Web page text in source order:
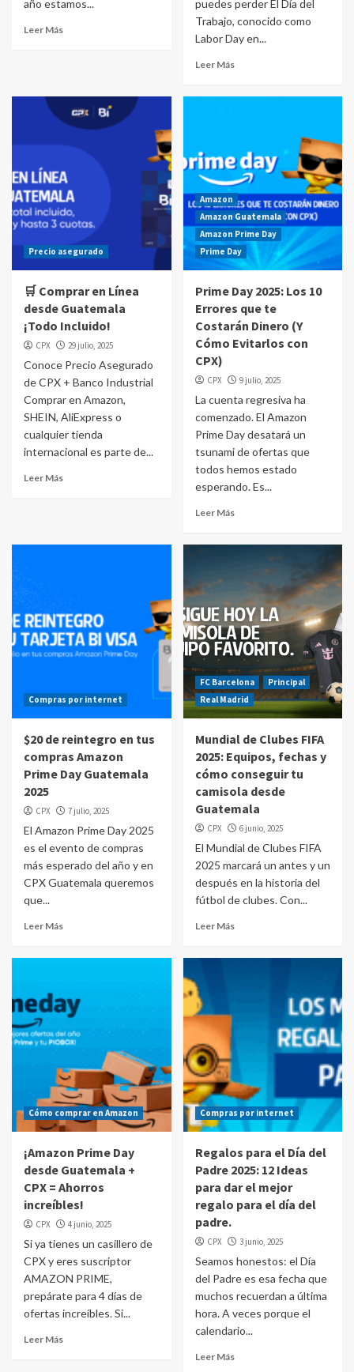
año estamos...
Leer Más
puedes perder El Día del
Trabajo, conocido como
Labor Day en...
Leer Más
Precio asegurado
🛒 Comprar en Línea
desde Guatemala
¡Todo Incluido!
CPX 29 julio, 2025
Conoce Precio Asegurado
de CPX + Banco Industrial
Comprar en Amazon,
SHEIN, AliExpress o
cualquier tienda
internacional es parte de...
Leer Más
Amazon
Amazon Guatemala
Amazon Prime Day
Prime Day
Prime Day 2025: Los 10
Errores que te
Costarán Dinero (Y
Cómo Evitarlos con
CPX)
CPX 9 julio, 2025
La cuenta regresiva ha
comenzado. El Amazon
Prime Day desatará un
tsunami de ofertas que
todos hemos estado
esperando. Es...
Leer Más
Compras por internet
$20 de reintegro en tus
compras Amazon
Prime Day Guatemala
2025
CPX 7 julio, 2025
El Amazon Prime Day 2025
es el evento de compras
más esperado del año y en
CPX Guatemala queremos
que...
Leer Más
FC Barcelona
Principal
Real Madrid
Mundial de Clubes FIFA
2025: Equipos, fechas y
cómo conseguir tu
camisola desde
Guatemala
CPX 6 junio, 2025
El Mundial de Clubes FIFA
2025 marcará un antes y un
después en la historia del
fútbol de clubes. Con...
Leer Más
Cómo comprar en Amazon
¡Amazon Prime Day
desde Guatemala +
CPX = Ahorros
increíbles!
CPX 4 junio, 2025
Si ya tienes un casillero de
CPX y eres suscriptor
AMAZON PRIME,
prepárate para 4 días de
ofertas increíbles. Si...
Leer Más
Compras por internet
Regalos para el Día del
Padre 2025: 12 Ideas
para dar el mejor
regalo para el día del
padre.
CPX 3 junio, 2025
Seamos honestos: el Día
del Padre es esa fecha que
muchos recuerdan a última
hora. A veces porque el
calendario...
Leer Más